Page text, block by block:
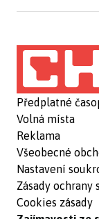
Předplatné
Volná místa
Reklama
Všeobecné
Nastavení
Zásady ochrany
Cookies zásady